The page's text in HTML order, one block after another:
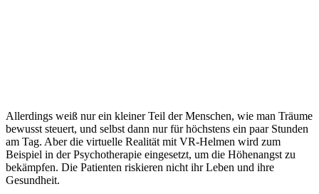
Allerdings weiß nur ein kleiner Teil der Menschen, wie man Träume
bewusst steuert, und selbst dann nur für höchstens ein paar Stunden
am Tag. Aber die virtuelle Realität mit VR-Helmen wird zum
Beispiel in der Psychotherapie eingesetzt, um die Höhenangst zu
bekämpfen. Die Patienten riskieren nicht ihr Leben und ihre
Gesundheit.